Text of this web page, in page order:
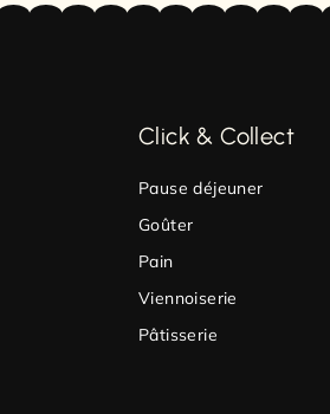
Click & Collect
Pause déjeuner
Goûter
Pain
Viennoiserie
Pâtisserie